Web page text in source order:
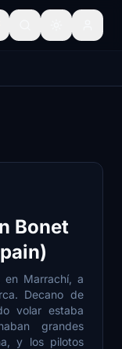
Bonet
en Marrachí, a
Decano de
volar estaba
grandes
y los pilotos